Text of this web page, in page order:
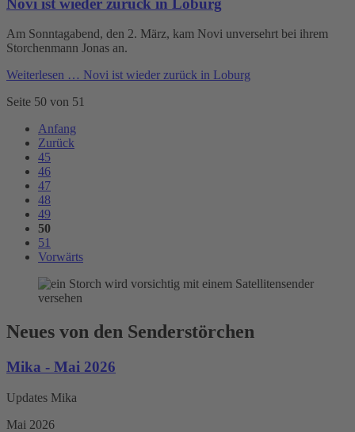
Am Sonntagabend, den 2. März, kam Novi unversehrt bei ihrem
Storchenmann Jonas an.
Weiterlesen … Novi ist wieder zurück in Loburg
Seite 50 von 51
Anfang
Zurück
45
46
47
48
49
50
51
Vorwärts
Neues von den Senderstörchen
Mika - Mai 2026
Updates Mika
Mai 2026